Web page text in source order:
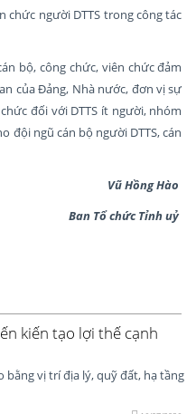
người DTTS trong công tác
bộ, công chức, viên chức đảm
của Đảng, Nhà nước, đơn vị sự
đối với DTTS ít người, nhóm
đội ngũ cán bộ người DTTS, cán
Vũ Hồng Hào
chức Tỉnh uỷ
kiến tạo lợi thế cạnh
vị trí địa lý, quỹ đất, hạ tầng